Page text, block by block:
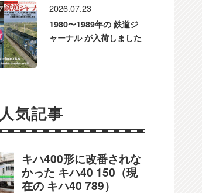
2026.07.23
1980〜1989年の 鉄道ジ
ャーナル が入荷しました
人気記事